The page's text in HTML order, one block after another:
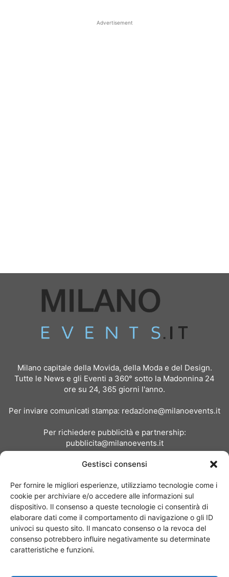
Gestisci consensi
Per fornire le migliori esperienze, utilizziamo tecnologie come i
cookie per archiviare e/o accedere alle informazioni sul
dispositivo. Il consenso a queste tecnologie ci consentirà di
elaborare dati come il comportamento di navigazione o gli ID
univoci su questo sito. Il mancato consenso o la revoca del
consenso potrebbero influire negativamente su determinate
caratteristiche e funzioni.
Advertisement
Milano capitale della Movida, della Moda e del Design.
Tutte le News e gli Eventi a 360° sotto la Madonnina 24
ore su 24, 365 giorni l'anno.
Per inviare comunicati stampa: redazione@milanoevents.it
Per richiedere pubblicità e partnership:
pubblicita@milanoevents.it
Chi siamo I Nostri Clienti